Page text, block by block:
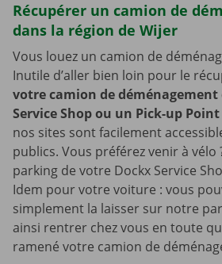
Récupérer un camion de
dans la région de Wijer
Vous louez un camion de
Inutile d’aller bien loin pour le
votre camion de déménagement
Service Shop ou un Pick-up
nos sites sont facilement
publics. Vous préférez venir à vélo
parking de votre Dockx Service
Idem pour votre voiture : vous
simplement la laisser sur notre
ainsi rentrer chez vous en toute
ramené votre camion de